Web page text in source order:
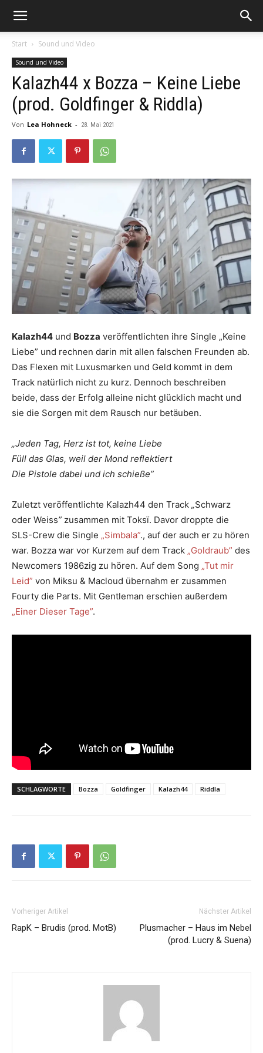
Start Sound und Video
Sound und Video
Kalazh44 x Bozza – Keine Liebe
(prod. Goldfinger & Riddla)
Von Lea Hohneck - 28. Mai 2021
Kalazh44 und Bozza veröffentlichten ihre Single „Keine
Liebe” und rechnen darin mit allen falschen Freunden ab.
Das Flexen mit Luxusmarken und Geld kommt in dem
Track natürlich nicht zu kurz. Dennoch beschreiben
beide, dass der Erfolg alleine nicht glücklich macht und
sie die Sorgen mit dem Rausch nur betäuben.
„Jeden Tag, Herz ist tot, keine Liebe
Füll das Glas, weil der Mond reflektiert
Die Pistole dabei und ich schieße”
Zuletzt veröffentlichte Kalazh44 den Track „Schwarz
oder Weiss” zusammen mit Toksï. Davor droppte die
SLS-Crew die Single „Simbala”., auf der auch er zu hören
war. Bozza war vor Kurzem auf dem Track „Goldraub” des
Newcomers 1986zig zu hören. Auf dem Song „Tut mir
Leid” von Miksu & Macloud übernahm er zusammen
Fourty die Parts. Mit Gentleman erschien außerdem
„Einer Dieser Tage”.
SCHLAGWORTE Bozza Goldfinger Kalazh44 Riddla
Vorheriger Artikel
RapK – Brudis (prod. MotB)
Nächster Artikel
Plusmacher – Haus im Nebel
(prod. Lucry & Suena)